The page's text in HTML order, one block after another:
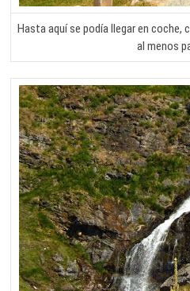
Hasta aquí se podía llegar en coche,
al menos